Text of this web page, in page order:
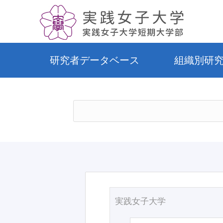
研究者データベース 組織別研
実践女子大学